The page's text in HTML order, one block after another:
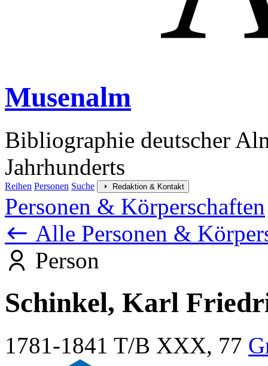
Musenalm
Bibliographie deutscher
Jahrhunderts
Reihen Personen Suche Redaktion & Kontakt
Personen & Körperschaften
Alle Personen &
Person
Schinkel, Karl
1781-1841 T/B XXX, 77